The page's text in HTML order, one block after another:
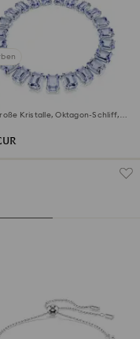
Halskette
Kristalle, Oktagon-Schliff,